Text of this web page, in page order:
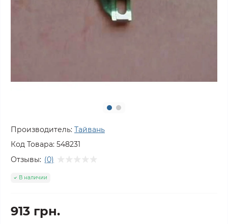
Производитель: Тайвань
Код Товара: 548231
Отзывы: (0)
В наличии
913 грн.